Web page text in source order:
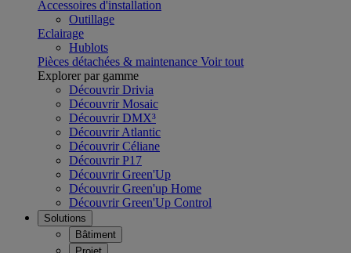
Accessoires d'installation
Outillage
Eclairage
Hublots
Pièces détachées & maintenance Voir tout
Explorer par gamme
Découvrir Drivia
Découvrir Mosaic
Découvrir DMX³
Découvrir Atlantic
Découvrir Céliane
Découvrir P17
Découvrir Green'Up
Découvrir Green'up Home
Découvrir Green'Up Control
Solutions
Bâtiment